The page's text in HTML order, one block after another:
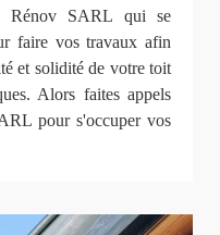
Rénov SARL qui se
faire vos travaux afin
et solidité de votre toit
Alors faites appels
pour s'occuper vos